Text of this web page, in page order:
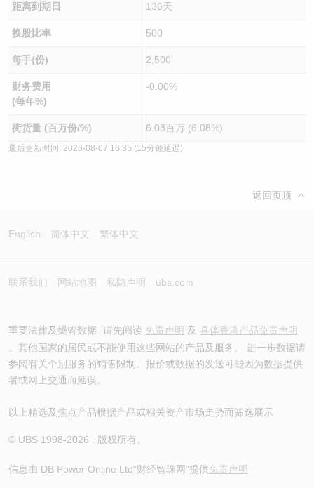
距离到期日 136天
换股比率 500
每手(份) 2,500
财务费用
(每年%)
-0.00%
街货量 (百万份/%) 6.08百万 (6.08%)
最后更新时间: 2026-08-07 16:35 (15分锺延迟)
返回页顶
English 简体中文 繁体中文
联系我们 网站地图 私隐声明 ubs.com
重要法律及槼管数据 -请先阅读 免责声明 及 具体香港产品免责声明
。其他国家的居民或不能使用这些网站的产品及服务。 进一步数据请
参阅有关个别服务的销售限制。报价或数据的发送可能因为数据提供
者或网上交通而延误。
以上精选及焦点产品根据产品或相关资产市场走势而筛选展示
© UBS 1998-2026 . 版权所有。
信息由 DB Power Online Ltd“财经智珠网”提供免责声明